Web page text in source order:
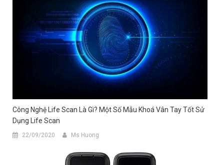
Công Nghệ Life Scan Là Gì? Một Số Mẫu Khoá Vân Tay Tốt Sử
Dụng Life Scan
22/09/2020 Ms Huong